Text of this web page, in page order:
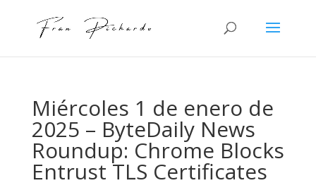
Miércoles 1 de enero de
2025 – ByteDaily News
Roundup: Chrome Blocks
Entrust TLS Certificates